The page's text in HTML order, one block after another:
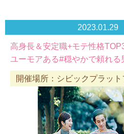
高身長＆安定職+モテ性格
ユーモアある#穏やかで頼れる
開催場所：シビックプラッ